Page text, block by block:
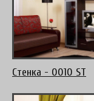
Стенка - 0010 ST